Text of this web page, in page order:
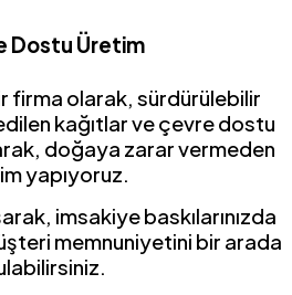
Dostu Üretim
firma olarak, sürdürülebilir
kağıtlar ve çevre dostu
doğaya zarar vermeden
yapıyoruz.
imsakiye baskılarınızda
memnuniyetini bir arada